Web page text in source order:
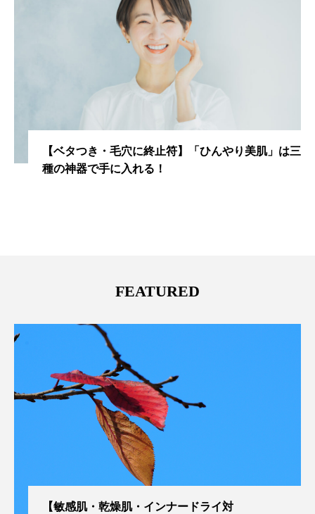
【ベタつき・毛穴に終止符】「ひんやり美肌」は三
種の神器で手に入れる！
FEATURED
【敏感肌・乾燥肌・インナードライ対